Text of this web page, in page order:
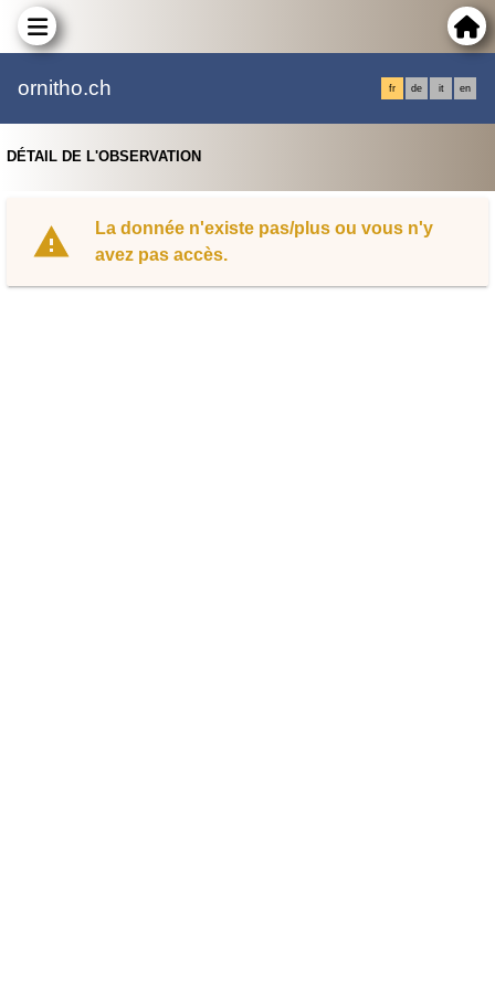
ornitho.ch fr de it en
DÉTAIL DE L'OBSERVATION
La donnée n'existe pas/plus ou vous n'y
avez pas accès.